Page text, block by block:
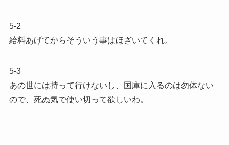
5-2
給料あげてからそういう事はほざいてくれ。
5-3
あの世には持って行けないし、国庫に入るのは勿体ない
ので、死ぬ気で使い切って欲しいわ。